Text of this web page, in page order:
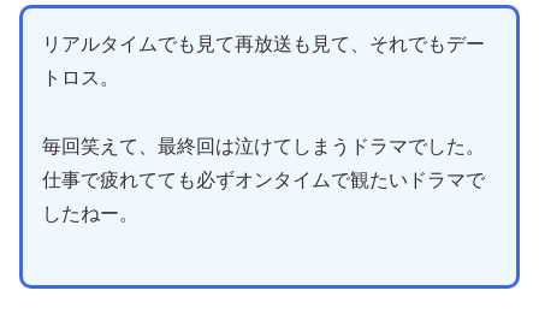
リアルタイムでも見て再放送も見て、それでもデー
トロス。
毎回笑えて、最終回は泣けてしまうドラマでした。
仕事で疲れてても必ずオンタイムで観たいドラマで
したねー。